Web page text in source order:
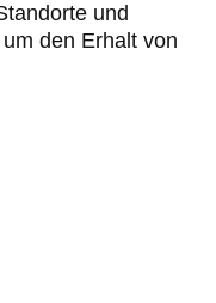
und
den Erhalt von